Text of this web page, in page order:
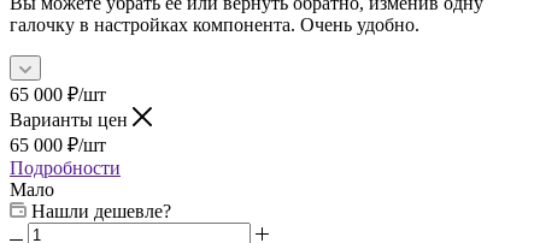
галочку в настройках компонента. Очень удобно.
65 000 ₽/шт
Варианты цен
65 000 ₽/шт
Подробности
Мало
Нашли дешевле?